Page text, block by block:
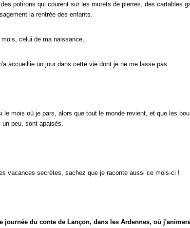
potirons qui courent sur les murets de pierres, des cartables
la rentrée des enfants.
celui de ma naissance,
accueillie un jour dans cette vie dont je ne me lasse pas...
le mois où je pars, alors que tout le monde revient, et que les
un peu, sont apaisés.
vacances secrètes, sachez que je raconte aussi ce mois-ci !
journée du conte de Lançon, dans les Ardennes, où